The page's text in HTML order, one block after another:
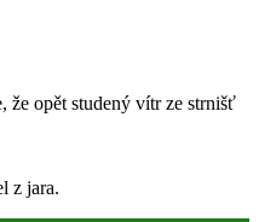
že opět studený vítr ze strnišť
z jara.